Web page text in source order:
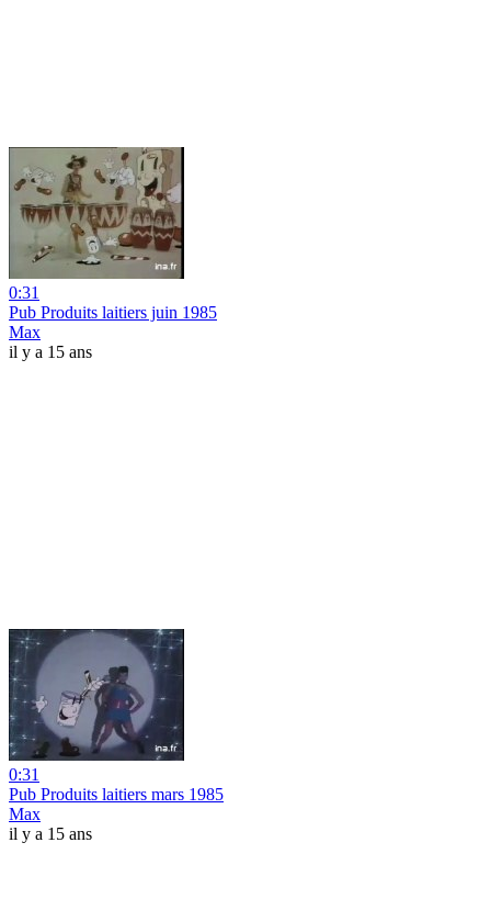
0:31
Pub Produits laitiers juin 1985
Max
il y a 15 ans
0:31
Pub Produits laitiers mars 1985
Max
il y a 15 ans